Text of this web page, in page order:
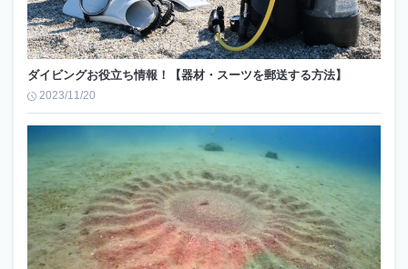
ダイビングお役立ち情報！【器材・スーツを郵送する方法】
2023/11/20